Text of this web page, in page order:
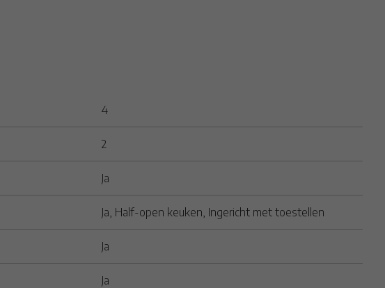
4
2
Ja
Ja , Half-open keuken, Ingericht met toestellen
Ja
Ja